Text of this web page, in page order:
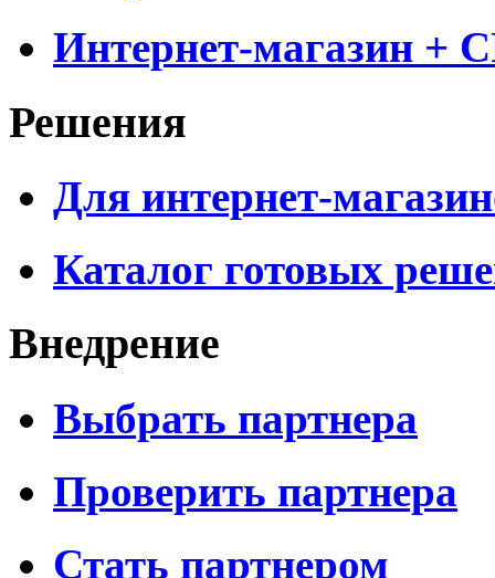
Интернет-магазин +
Решения
Для интернет-
Каталог готовых
Внедрение
Выбрать партнера
Проверить партнера
Стать партнером